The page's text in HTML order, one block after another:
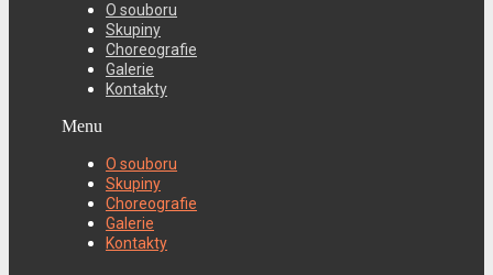
O souboru
Skupiny
Choreografie
Galerie
Kontakty
Menu
O souboru
Skupiny
Choreografie
Galerie
Kontakty